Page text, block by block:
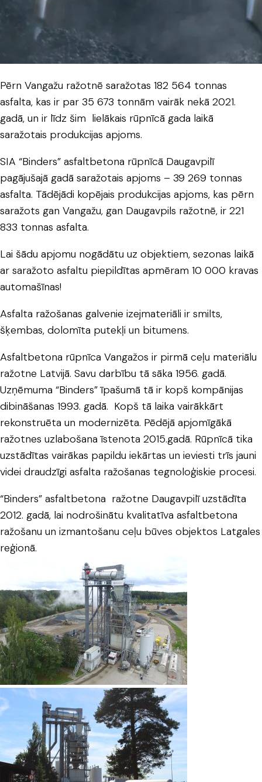
Pērn Vangažu ražotnē saražotas 182 564 tonnas
asfalta, kas ir par 35 673 tonnām vairāk nekā 2021.
gadā, un ir līdz šim lielākais rūpnīcā gada laikā
saražotais produkcijas apjoms.
SIA “Binders” asfaltbetona rūpnīcā Daugavpilī
pagājušajā gadā saražotais apjoms – 39 269 tonnas
asfalta. Tādējādi kopējais produkcijas apjoms, kas pērn
saražots gan Vangažu, gan Daugavpils ražotnē, ir 221
833 tonnas asfalta.
Lai šādu apjomu nogādātu uz objektiem, sezonas laikā
ar saražoto asfaltu piepildītas apmēram 10 000 kravas
automašīnas!
Asfalta ražošanas galvenie izejmateriāli ir smilts,
šķembas, dolomīta putekļi un bitumens.
Asfaltbetona rūpnīca Vangažos ir pirmā ceļu materiālu
ražotne Latvijā. Savu darbību tā sāka 1956. gadā.
Uzņēmuma “Binders” īpašumā tā ir kopš kompānijas
dibināšanas 1993. gadā. Kopš tā laika vairākkārt
rekonstruēta un modernizēta. Pēdējā apjomīgākā
ražotnes uzlabošana īstenota 2015.gadā. Rūpnīcā tika
uzstādītas vairākas papildu iekārtas un ieviesti trīs jauni
videi draudzīgi asfalta ražošanas tegnoloģiskie procesi.
“Binders” asfaltbetona ražotne Daugavpilī uzstādīta
2012. gadā, lai nodrošinātu kvalitatīva asfaltbetona
ražošanu un izmantošanu ceļu būves objektos Latgales
reģionā.